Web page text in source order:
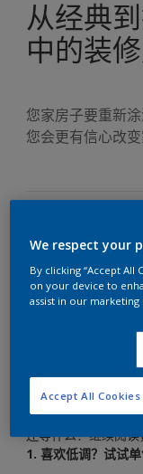
从经典
中的装
您家房子要重新
您会更有信心改
“我想翻新我家的墙
邻居的撞色方案，
可以帮我找到属于
表示很自然地被中
喜欢具有现代感的
如果您能明白自己
修方面更有信心，
还等什么？继续阅
1. 喜欢低调？试试
We respect your
By clicking “Accept
on your device to
assist in our
Accept All Cookies